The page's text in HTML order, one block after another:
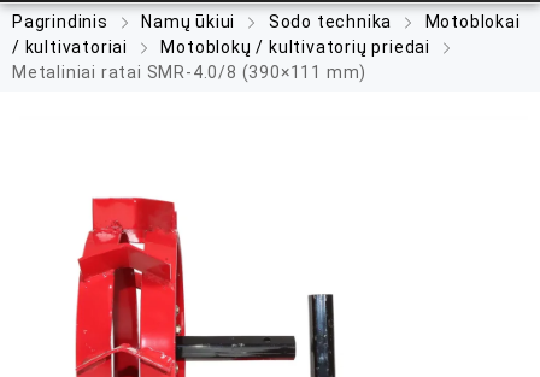
Pagrindinis Namų ūkiui Sodo technika
Motoblokai
/ kultivatoriai
Motoblokų / kultivatorių priedai
Metaliniai ratai SMR-4.0/8 (390×111 mm)